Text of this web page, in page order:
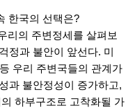
한국의 선택은?
리의 주변정세를 살펴보
정과 불안이 앞선다. 미
우리 주변국들의 관계가
과 불안정성이 증가하고,
하부구조로 고착화될 가